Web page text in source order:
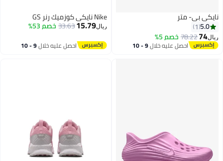
نايكي بي- متر
5.0
1
ريال74
78.22خصم 5%
احصل عليه خلال 9 - 10
Nike نايكي كوزميك رنر GS
ريال15.79
33.63خصم 53%
احصل عليه خلال 9 - 10